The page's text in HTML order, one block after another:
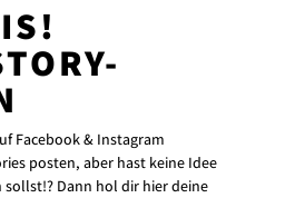
Facebook & Instagram
posten, aber hast keine Idee
sollst!? Dann hol dir hier deine